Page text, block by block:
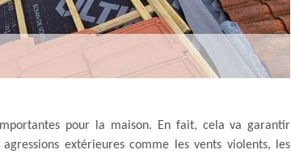
pour la maison. En fait, cela va garantir
extérieures comme les vents violents, les